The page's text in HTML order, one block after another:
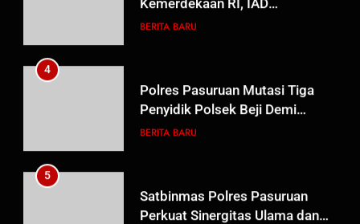
Probolinggo Persembahkan
“Hadiah Guru Mengabdi”: 100
Pahlawan Bangsa
4
Penyidik Polsek Beji Demi
Efektivitas dan Kelancaran
Proses Penyidikan
BERITA BARU
5
Perkuat Sinergitas Ulama dan